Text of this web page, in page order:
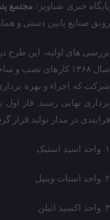
پایگاه خبری شباویز/ مجتمع
رونق صنایع پایین دستی و
شرکت که اجراء و بهره
فرایندی در مدار تولید قرار گرفتند و در فاز دوم و سوم
۱. واحد اسید استیک
۲. واحد استات وینیل
۳. واحد اکسید اتیلن